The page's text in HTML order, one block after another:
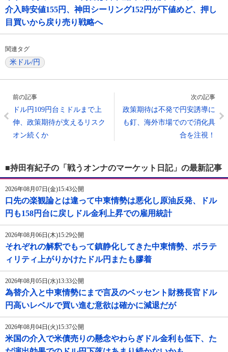
介入時安値155円、神田シーリング152円が下値めど、押し
目買いから戻り売り戦略へ
関連タグ
米ドル/円
前の記事
ドル円109円台ミドルまで上
伸、政策期待が支えるリスク
オン続くか
次の記事
政策期待は不発で円安誘導に
も釘、海外市場でので消化具
合を注視！
■持田有紀子の「戦うオンナのマーケット日記」の最新記事
2026年08月07日(金)15:43公開
口先の楽観論とは違って中東情勢は悪化し原油反発、ドル
円も158円台に戻しドル金利上昇での雇用統計
2026年08月06日(木)15:29公開
それぞれの解釈でもって鎮静化してきた中東情勢、ボラテ
ィリティ上がりかけたドル円またも膠着
2026年08月05日(水)13:33公開
為替介入と中東情勢にまで言及のベッセント財務長官ドル
円高いレベルで買い進む意欲は確かに減退だが
2026年08月04日(火)15:37公開
米国の介入で米債売りの懸念やわらぎドル金利も低下、た